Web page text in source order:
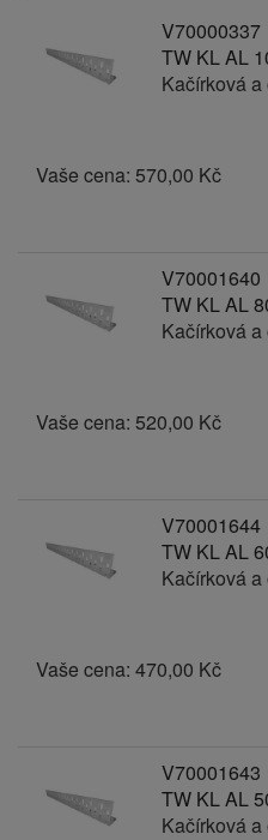
V70000337
TW KL AL
Kačírková
Vaše cena: 570,00 Kč
V70001640
TW KL AL
Kačírková
Vaše cena: 520,00 Kč
V70001644
TW KL AL
Kačírková
Vaše cena: 470,00 Kč
V70001643
TW KL AL
Kačírková